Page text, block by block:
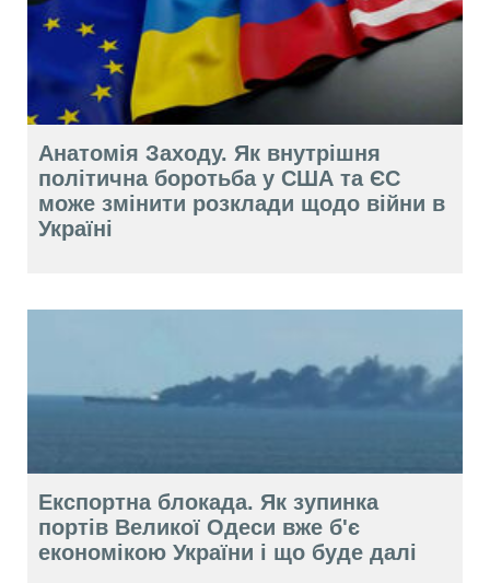
Анатомія Заходу. Як внутрішня
політична боротьба у США та ЄС
може змінити розклади щодо війни в
Україні
Експортна блокада. Як зупинка
портів Великої Одеси вже б'є
економікою України і що буде далі